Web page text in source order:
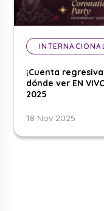
¡Cuenta
dónde ver EN
2025
18 Nov 2025